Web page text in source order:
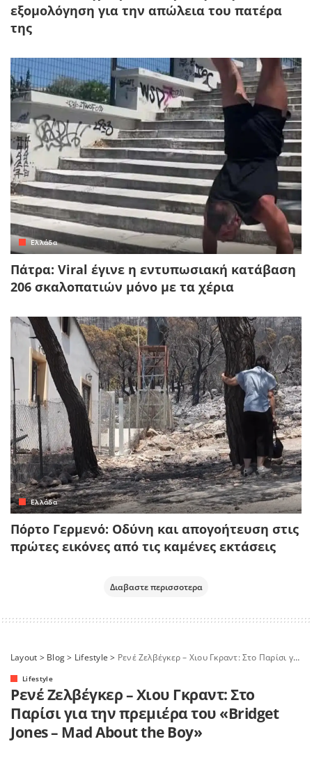
εξομολόγηση για την απώλεια του πατέρα
της
Ελλάδα
Πάτρα: Viral έγινε η εντυπωσιακή κατάβαση
206 σκαλοπατιών μόνο με τα χέρια
Ελλάδα
Πόρτο Γερμενό: Οδύνη και απογοήτευση στις
πρώτες εικόνες από τις καμένες εκτάσεις
Διαβαστε περισσοτερα
Layout > Blog> Lifestyle > Ρενέ Ζελβέγκερ – Χιου Γκραντ: Στο Παρίσι για την πρεμιέρα του «Bridget Jones – Mad About the Boy»
Lifestyle
Ρενέ Ζελβέγκερ – Χιου Γκραντ: Στο
Παρίσι για την πρεμιέρα του «Bridget
Jones – Mad About the Boy»